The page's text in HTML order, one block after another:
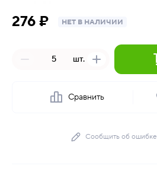
276 ₽ НЕТ В НАЛИЧИИ
шт.
Сравнить
Сообщить об ошибке